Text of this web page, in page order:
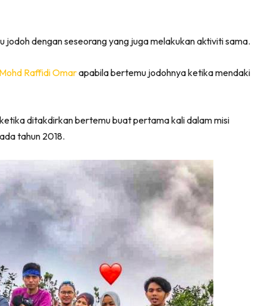
dengan seseorang yang juga melakukan aktiviti sama.
Mohd Raffidi Omarapabila bertemu jodohnya ketika mendaki
ditakdirkan bertemu buat pertama kali dalam misi
tahun 2018.